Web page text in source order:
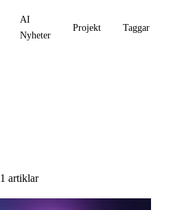
AI
Nyheter
Projekt Taggar
1 artiklar